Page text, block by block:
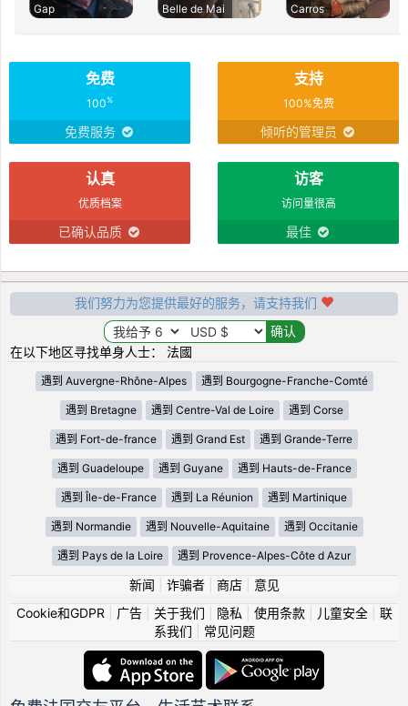
Gap
Belle de Mai
Carros
免费
100%
免费服务
支持
100%免费
倾听的管理员
认真
优质档案
已确认品质
访客
访问量很高
最佳
我们努力为您提供最好的服务，请支持我们
在以下地区寻找单身人士： 法國
遇到 Auvergne-Rhône-Alpes 遇到 Bourgogne-Franche-Comté
遇到 Bretagne 遇到 Centre-Val de Loire 遇到 Corse
遇到 Fort-de-france 遇到 Grand Est 遇到 Grande-Terre
遇到 Guadeloupe 遇到 Guyane 遇到 Hauts-de-France
遇到 Île-de-France 遇到 La Réunion 遇到 Martinique
遇到 Normandie 遇到 Nouvelle-Aquitaine 遇到 Occitanie
遇到 Pays de la Loire 遇到 Provence-Alpes-Côte d Azur
新闻 诈骗者| 商店| 意见
Cookie和GDPR
广告| 关于我们 隐私 使用条款| 儿童安全| 联
系我们
常见问题